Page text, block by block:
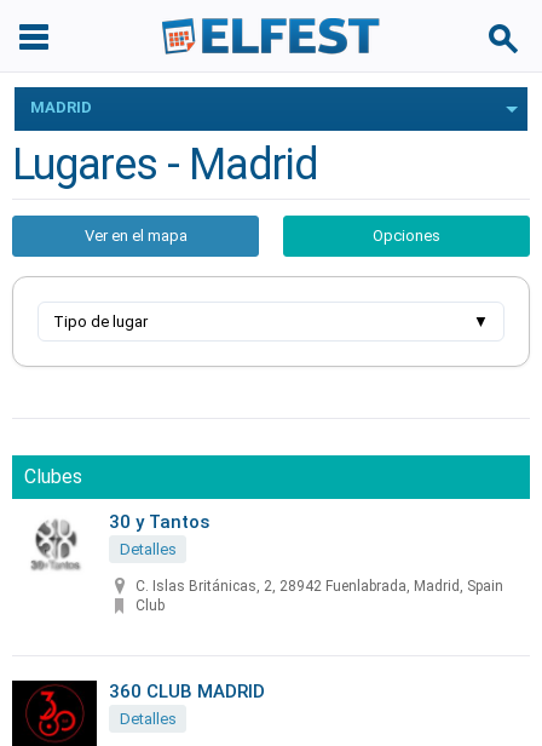
MADRID
Lugares - Madrid
Ver en el mapa Opciones
Tipo de lugar ▼
Clubes
30 y Tantos
Detalles
C. Islas Británicas, 2, 28942 Fuenlabrada, Madrid, Spain
Club
360 CLUB MADRID
Detalles